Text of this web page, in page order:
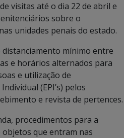
visitas até o dia 22 de abril e
sobre o
unidades penais do estado.
mínimo entre
e horários alternados para
e utilização de
(EPI’s) pelos
e revista de pertences.
procedimentos para a
que entram nas